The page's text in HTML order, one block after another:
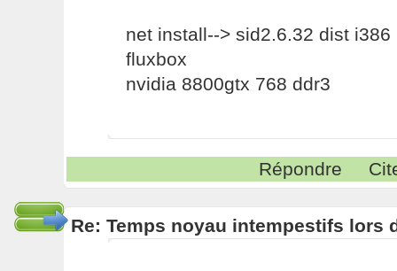
net install--> sid2.6.32 dist i386
fluxbox
nvidia 8800gtx 768 ddr3
Répondre
Re: Temps noyau intempestifs lors